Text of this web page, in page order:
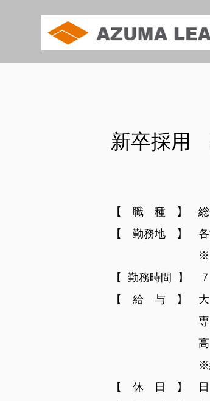
新卒採用
【 職
種 】 総
【 勤務地 】 各営
※入社後、新入
【 勤務時間 】 ７
【 給 与 】 大
専門・短大
高 卒：２
※給与には固
【 休 日 】 日・